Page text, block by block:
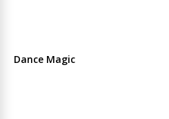
Dance Magic